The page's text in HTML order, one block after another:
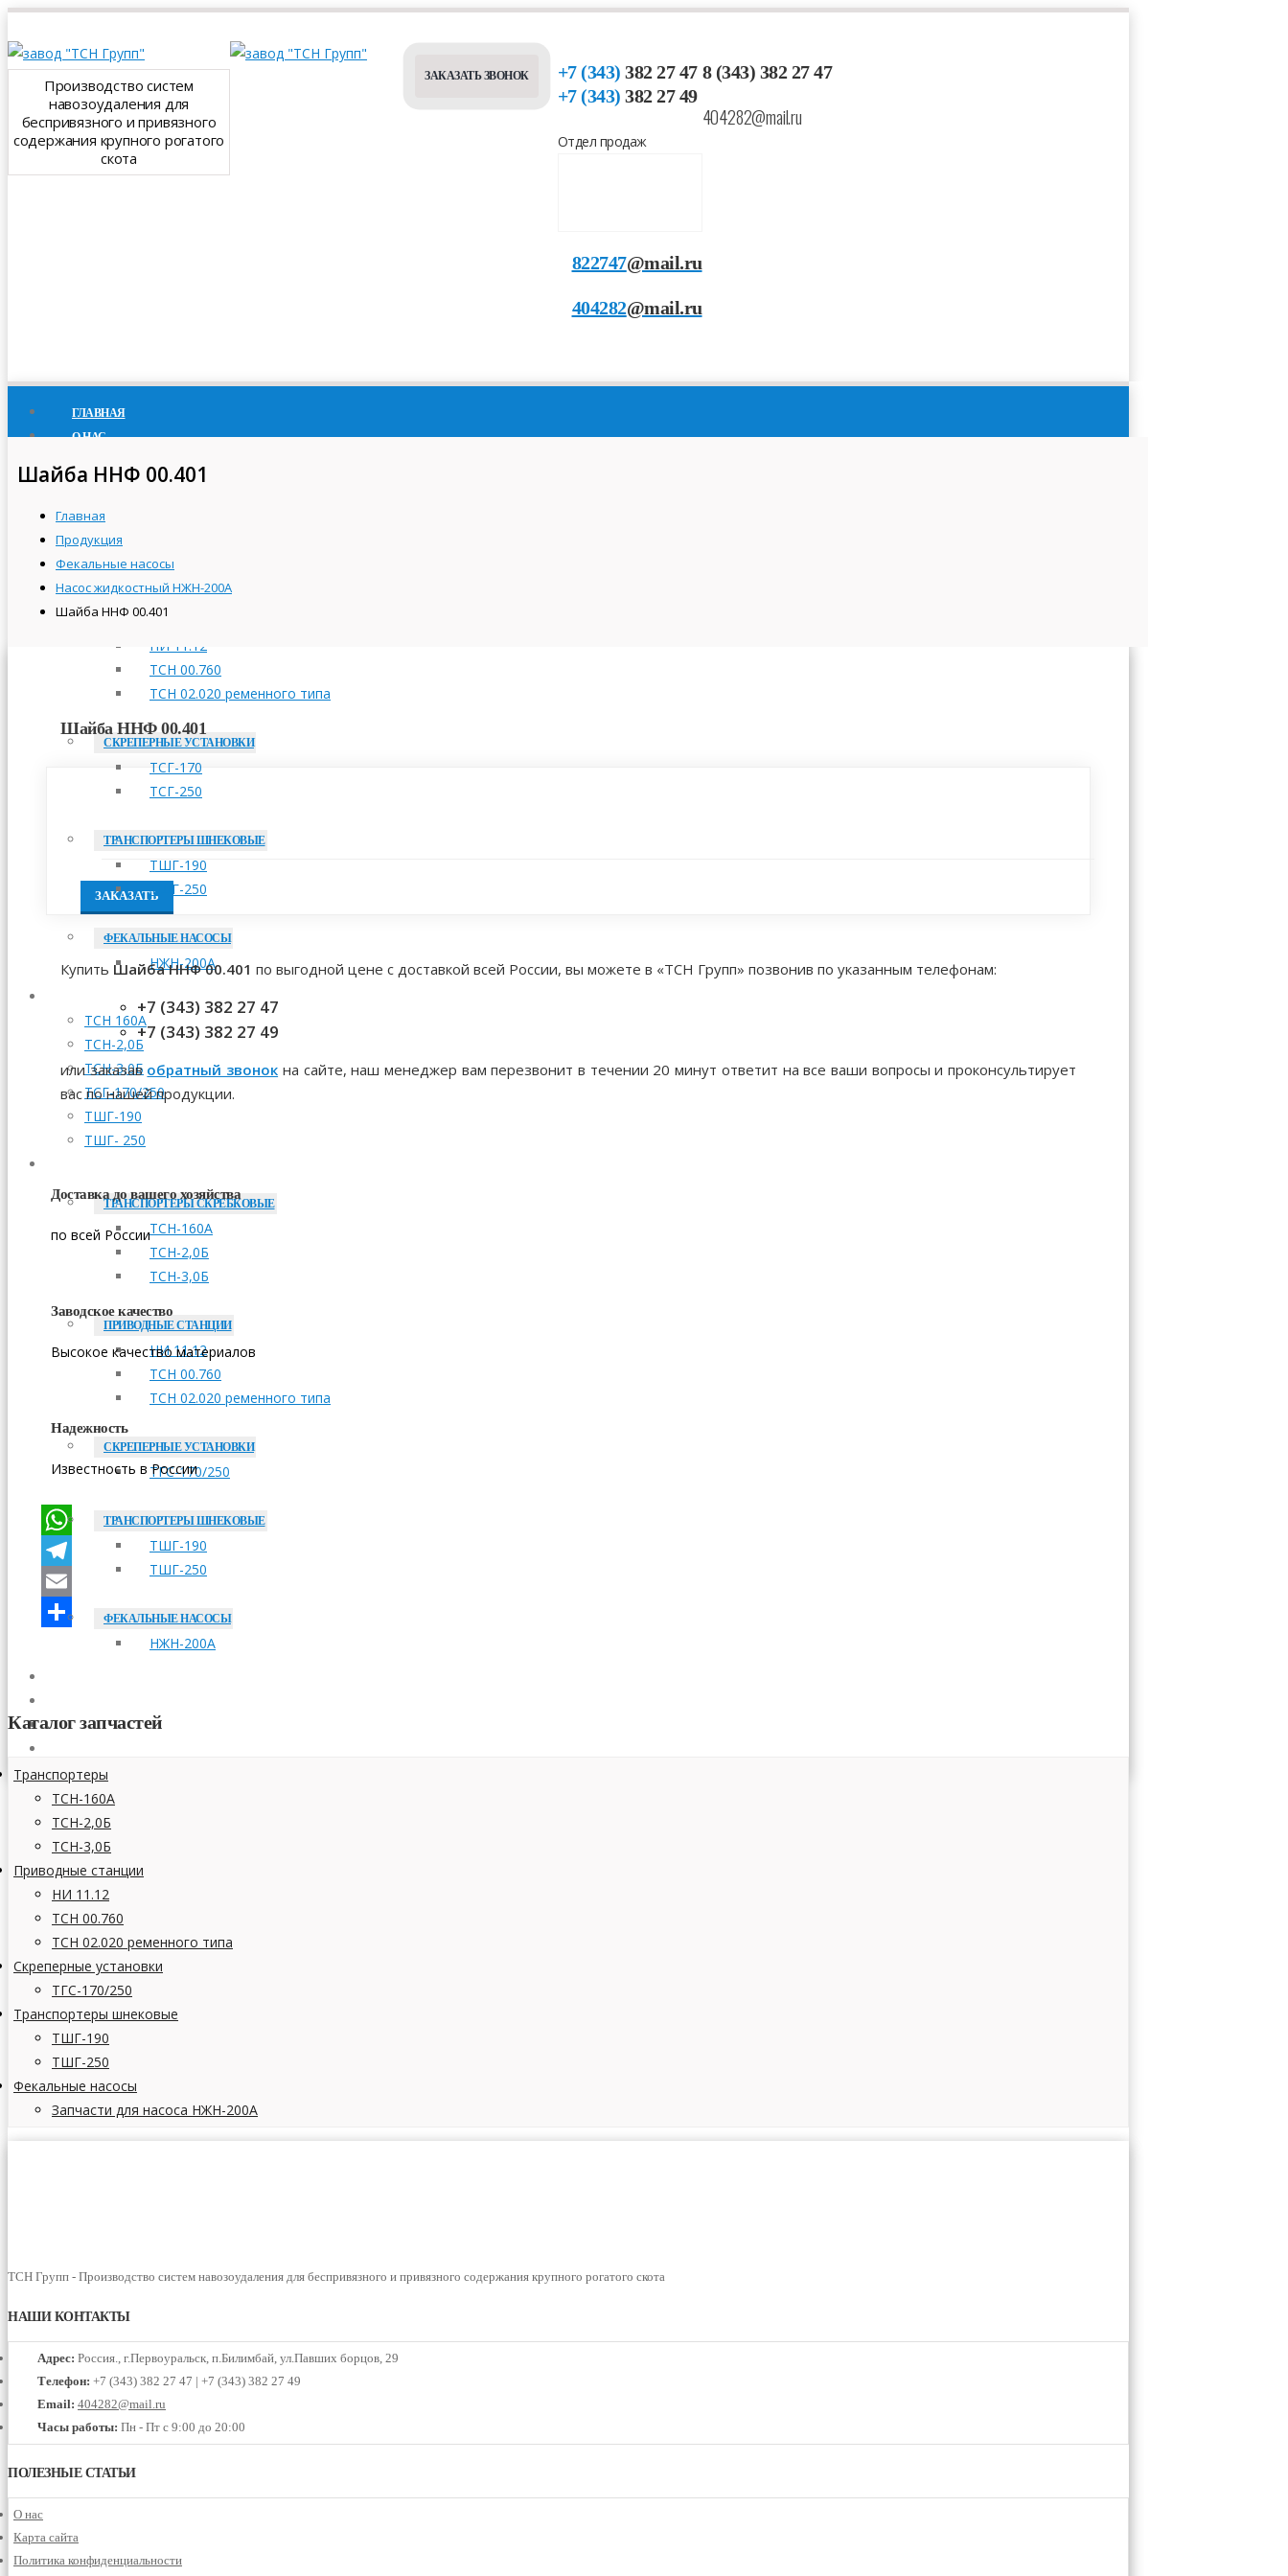
Производство систем
навозоудаления для
беспривязного и привязного
содержания крупного рогатого
скота
ЗАКАЗАТЬ ЗВОНОК +7 (343) 382 27 47
+7 (343) 382 27 49
Отдел продаж
822747@mail.ru
404282@mail.ru
8 (343) 382 27 47
404282@mail.ru
ГЛАВНАЯ
О НАС
ТСН-3,0Б
НИ 11.12
ТСН 00.760
ТСН 02.020 ременного типа
СКРЕПЕРНЫЕ УСТАНОВКИ
ТСГ-170
ТСГ-250
ТРАНСПОРТЕРЫ ШНЕКОВЫЕ
ТШГ-190
ТШГ-250
ФЕКАЛЬНЫЕ НАСОСЫ
НЖН-200А
ТСН 160А
ТСН-2,0Б
ТСН-3,0Б
ТСГ-170/250
ТШГ-190
ТШГ- 250
ТРАНСПОРТЕРЫ СКРЕБКОВЫЕ
ТСН-160А
ТСН-2,0Б
ТСН-3,0Б
ПРИВОДНЫЕ СТАНЦИИ
НИ 11.12
ТСН 00.760
ТСН 02.020 ременного типа
СКРЕПЕРНЫЕ УСТАНОВКИ
ТГС-170/250
ТРАНСПОРТЕРЫ ШНЕКОВЫЕ
ТШГ-190
ТШГ-250
ФЕКАЛЬНЫЕ НАСОСЫ
НЖН-200А
СТАТЬИ
Шайба ННФ 00.401
Главная
Продукция
Фекальные насосы
Насос жидкостный НЖН-200А
Шайба ННФ 00.401
Шайба ННФ 00.401
ЗАКАЗАТЬ
Купить Шайба ННФ 00.401 по выгодной цене с доставкой всей России, вы можете в «ТСН Групп» позвонив по указанным телефонам:
+7 (343) 382 27 47
+7 (343) 382 27 49
или заказав обратный звонок на сайте, наш менеджер вам перезвонит в течении 20 минут ответит на все ваши вопросы и проконсультирует
вас по нашей продукции.
Доставка до вашего хозяйства
по всей России
Заводское качество
Высокое качество материалов
Надежность
Известность в России
WhatsApp
Telegram
Email
Каталог запчастей
Транспортеры
ТСН-160А
ТСН-2,0Б
ТСН-3,0Б
Приводные станции
НИ 11.12
ТСН 00.760
ТСН 02.020 ременного типа
Скреперные установки
ТГС-170/250
Транспортеры шнековые
ТШГ-190
ТШГ-250
Фекальные насосы
Запчасти для насоса НЖН-200А
ТСН Групп - Производство систем навозоудаления для беспривязного и привязного содержания крупного рогатого скота
НАШИ КОНТАКТЫ
Адрес: Россия., г.Первоуральск, п.Билимбай, ул.Павших борцов, 29
Телефон: +7 (343) 382 27 47 | +7 (343) 382 27 49
Email: 404282@mail.ru
Часы работы: Пн - Пт с 9:00 до 20:00
ПОЛЕЗНЫЕ СТАТЬИ
О нас
Карта сайта
Политика конфиденциальности